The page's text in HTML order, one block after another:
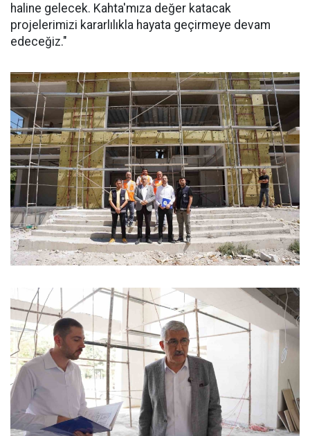
haline gelecek. Kahta'mıza değer katacak
projelerimizi kararlılıkla hayata geçirmeye devam
edeceğiz."